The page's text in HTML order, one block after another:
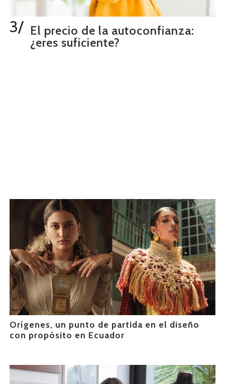
3/ El precio de la autoconfianza:
¿eres suficiente?
Orígenes, un punto de partida en el diseño
con propósito en Ecuador